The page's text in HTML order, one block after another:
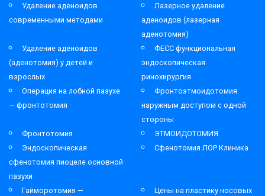
Удаление аденоидов
современными методами
Лазерное удаление
аденоидов (лазерная
аденотомия)
Удаление аденоидов
(аденотомия) у детей и
взрослых
ФЕСС функциональная
эндоскопическая
ринохирургия
Операция на лобной пазухе
— фронтотомия
Фронтоэтмоидотомия
наружным доступом с одной
стороны
Фронтотомия
ЭТМОИДОТОМИЯ
Эндоскопическая
сфенотомия пиоцеле основной
пазухи
Сфенотомия ЛОР Клиника
Гайморотомия —
Цены на пластику носовых